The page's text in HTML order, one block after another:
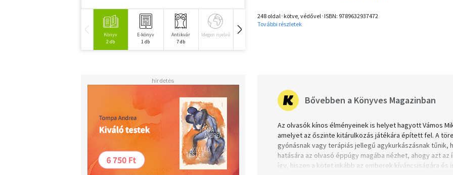
Könyv
2 db
E-könyv
1 db
Antikvár
7 db
Idegen nyelvű Hangoskönyv
magamon... értik. Erre utal a cím: töredelmes vallomás.
248 oldal･kötve, védővel･ISBN: 9789632937472
További részletek
Bővebben a Könyves Magazinban
Az olvasók kínos élményeinek is helyet hagyott Vámos
amelyet az őszinte kitárulkozás játékára épített fel. A
gyónásnak vagy terápiás jellegű agykurkászásnak tűnik,
hatására az olvasó éppúgy magába nézhet, ahogy azt
így, hiszen a kötet inkább az emberek kíváncsiságára